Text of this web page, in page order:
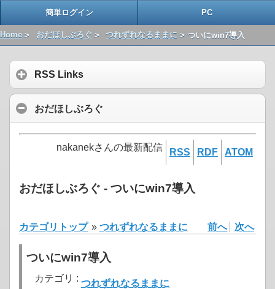
簡単ログイン PC
Home > おだほしぶろぐ > つれずれなるままに > ついにwin7導入
RSS Links
おだほしぶろぐ
nakanekさんの最新配信 RSS RDF ATOM
おだほしぶろぐ - ついにwin7導入
カテゴリトップ » つれずれなるままに 前へ 次へ
ついにwin7導入
カテゴリ : つれずれなるままに